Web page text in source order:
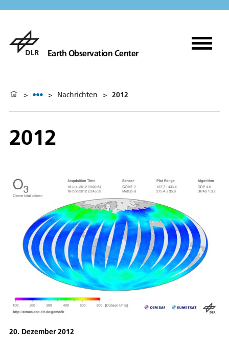
Earth Observation Center
> > Nachrichten > 2012
2012
20. Dezember 2012